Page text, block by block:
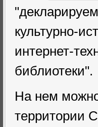
культурно-
интернет-
библиотеки".
На нем
территории